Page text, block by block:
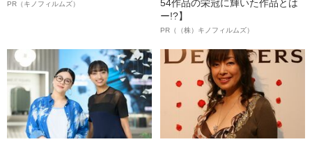
PR（キノフィルムズ）
54作品の栄冠に輝いた作品とは
ー!?】
PR（（株）キノフィルムズ）